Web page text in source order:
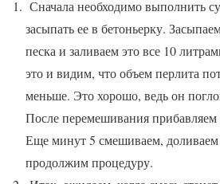
Сначала необходимо выполнить
засыпать ее в бетоньерку.
песка и заливаем это все 10
это и видим, что объем перлита
меньше. Это хорошо, ведь он
После перемешивания прибавляем
Еще минут 5 смешиваем,
продолжим процедуру.